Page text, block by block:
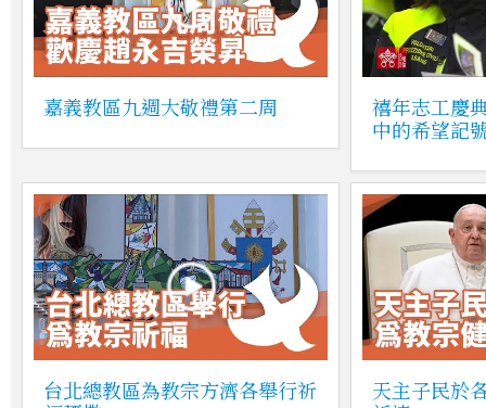
嘉義教區九週大敬禮第二周
禧年志工慶
中的希望記
台北總教區為教宗方濟各舉行祈
天主子民於